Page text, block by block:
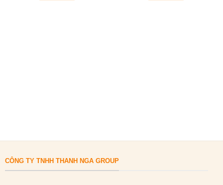
CÔNG TY TNHH THANH NGA GROUP